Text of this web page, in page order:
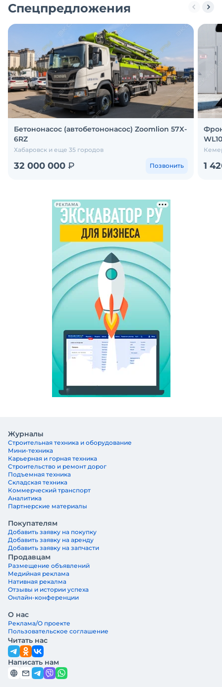
Спецпредложения
Бетононасос (автобетононасос) Zoomlion 57X-
6RZ
Хабаровск и еще 35 городов
32 000 000 ₽ Позвонить
WL10
1
РЕКЛАМА
Журналы
Строительная техника и оборудование
Мини-техника
Карьерная и горная техника
Строительство и ремонт дорог
Подъемная техника
Складская техника
Коммерческий транспорт
Аналитика
Партнерские материалы
Покупателям
Добавить заявку на покупку
Добавить заявку на аренду
Добавить заявку на запчасти
Продавцам
Размещение объявлений
Медийная реклама
Нативная рекалма
Отзывы и истории успеха
Онлайн-конференции
О нас
Реклама/О проекте
Пользовательское соглашение
Читать нас
Написать нам